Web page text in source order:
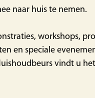
naar huis te nemen.
workshops,
en speciale
vindt u